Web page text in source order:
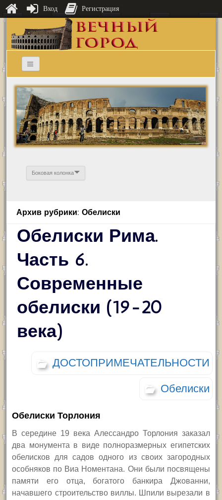
Боковая колонка
Архив рубрики: Обелиски
Обелиски Рима.
Часть 6.
Современные
обелиски (19-20
века)
ДОСТОПРИМЕЧАТЕЛЬНОСТИ
Обелиски
Обелиски Торлония
В середине 19 века Алессандро Торлония заказал
два монумента в виде полноразмерных египетских
обелисков для садов одного из своих загородных
особняков по Виа Номентана. Они были посвящены
памяти его отца, богатого банкира Джованни,
начавшего строительство виллы. Шпили вырезали в
Вход Регистрация